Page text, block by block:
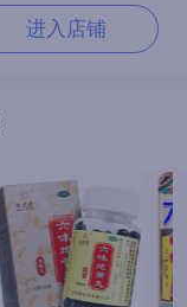
进入店铺